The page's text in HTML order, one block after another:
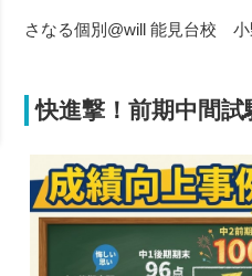
さなる個別@will 能見台校 小
快進撃！前期中間試